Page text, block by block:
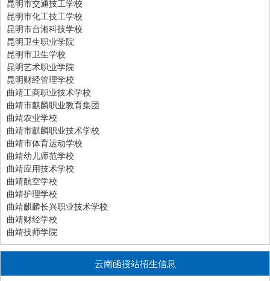
昆明市交通技工学校
昆明市化工技工学校
昆明市台湘科技学校
昆明卫生职业学院
昆明市卫生学校
昆明艺术职业学院
昆明财经管理学校
曲靖工商职业技术学校
曲靖市麒麟职业教育集团
曲靖农业学校
曲靖市麒麟职业技术学校
曲靖市体育运动学校
曲靖幼儿师范学校
曲靖应用技术学校
曲靖航空学校
曲靖护理学校
曲靖麒麟长兴职业技术学校
曲靖财经学校
曲靖技师学院
云南函授站招生信息